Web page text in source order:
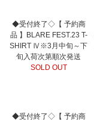
◆受付終了◇【 予約商
品 】BLARE FEST.23 T-
SHIRT Ⅳ※3月中旬～下
旬入荷次第順次発送
SOLD OUT
◆受付終了◇【 予約商